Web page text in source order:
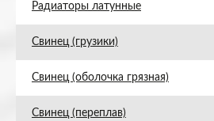
Радиаторы латунные
Свинец (грузики)
Свинец (оболочка грязная)
Свинец (переплав)